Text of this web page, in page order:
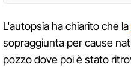
L'autopsia ha chiarito che la
sopraggiunta per cause
pozzo dove poi è stato